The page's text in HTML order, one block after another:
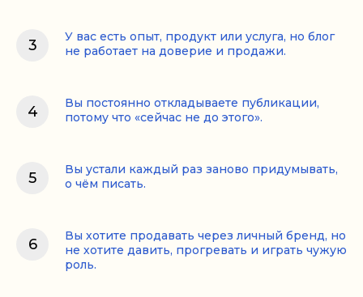
У вас есть опыт, продукт или услуга, но блог
не работает на доверие и продажи.
Вы постоянно откладываете публикации,
потому что «сейчас не до этого».
Вы устали каждый раз заново придумывать,
о чём писать.
Вы хотите продавать через личный бренд, но
не хотите давить, прогревать и играть чужую
роль.